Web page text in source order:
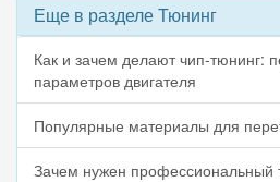
Еще в разделе Тюнинг
Как и зачем делают чип-тюнинг:
параметров двигателя
Популярные материалы для
Зачем нужен профессиональный